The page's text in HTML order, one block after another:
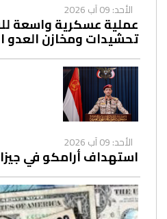
الأحد: 09 آب 2026
عملية عسكرية واسعة
تحشيدات ومخازن العدو
الأحد: 09 آب 2026
استهداف أرامكو في